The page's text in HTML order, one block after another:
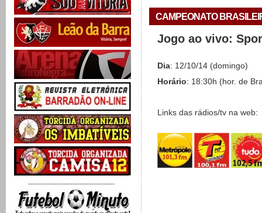
-------------------------------------
CAMPEONATO
Jogo ao vivo:
Dia: 12/10/14 (domingo)
Horário: 18:30h (hor. de
Links das rádios/tv na web: